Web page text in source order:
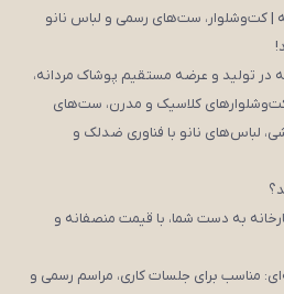
| کت‌وشلوار، ست‌های رسمی و لباس نانو
کت‌وشلوارهای کلاسیک و مدرن، ست‌های
لباس‌های نانو با فناوری ضدلک و
به دست شما، با قیمت منصفانه و
مناسب برای جلسات کاری، مراسم رسمی و